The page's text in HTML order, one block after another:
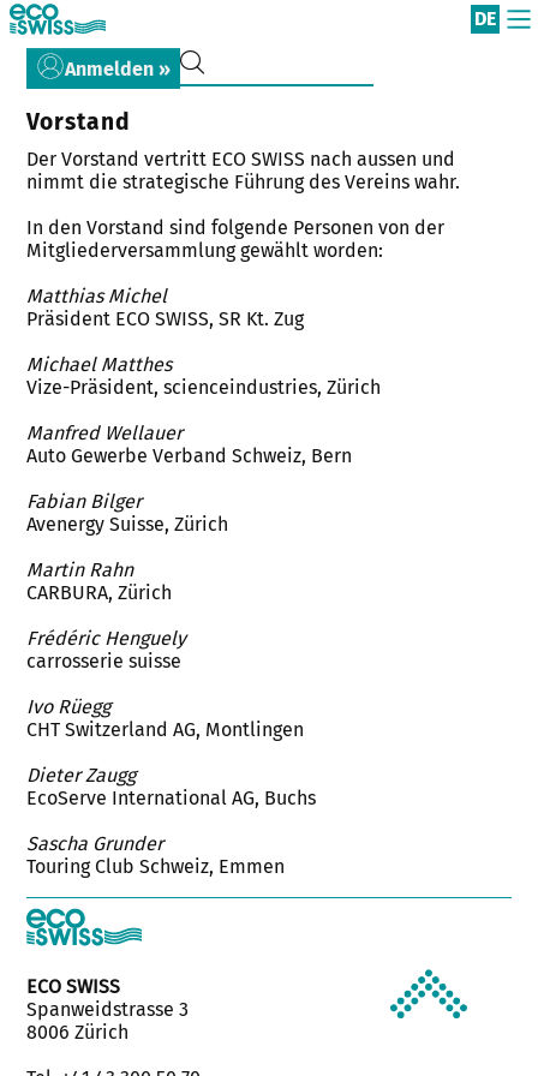
DE
Vorstand
Der Vorstand vertritt ECO SWISS nach aussen und
nimmt die strategische Führung des Vereins wahr.
In den Vorstand sind folgende Personen von der
Mitgliederversammlung gewählt worden:
Matthias Michel
Präsident ECO SWISS, SR Kt. Zug
Michael Matthes
Vize-Präsident, scienceindustries, Zürich
Manfred Wellauer
Auto Gewerbe Verband Schweiz, Bern
Fabian Bilger
Avenergy Suisse, Zürich
Martin Rahn
CARBURA, Zürich
Frédéric Henguely
carrosserie suisse
Ivo Rüegg
CHT Switzerland AG, Montlingen
Dieter Zaugg
EcoServe International AG, Buchs
Sascha Grunder
Touring Club Schweiz, Emmen
Anmelden »
ECO SWISS
Spanweidstrasse 3
8006 Zürich